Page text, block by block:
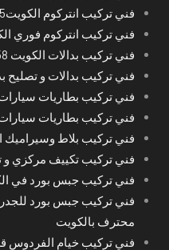
فني تركيب انتركوم الكويت66428585
فني تركيب انتركوم فوري
فني تركيب بدالات الكويت 66425858
فني تركيب بدالات و تصليح
فني تركيب بطاريات
فني تركيب بطاريات سيارات
فني تركيب بلاط وسيراميك
فني تركيب تكييف مركزي
فني تركيب جبس بورد في
فني تركيب جبس بورد
محترف بالكويت
فني تركيب خيام الفردوس